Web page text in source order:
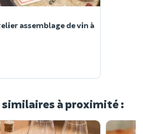
assemblage de vin à
à proximité :